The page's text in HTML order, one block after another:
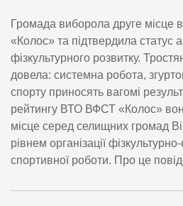
Громада виборола друге місце
«Колос» та підтвердила статус
фізкультурного розвитку.
довела: системна робота,
спорту приносять вагомі
рейтингу ВТО ВФСТ «Колос»
місце серед селищних громад
рівнем організації
спортивної роботи. Про це